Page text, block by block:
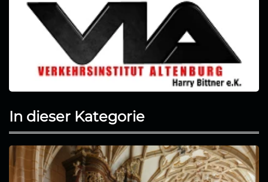
In dieser Kategorie